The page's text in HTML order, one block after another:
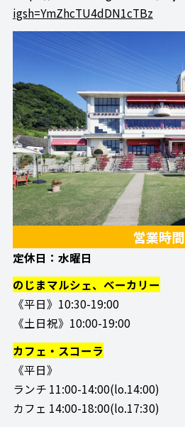
igsh=YmZhcTU4dDN1cTBz
営業時間
定休日：水曜日
のじまマルシェ、ベーカリー
《平日》10:30-19:00
《土日祝》10:00-19:00
カフェ・スコーラ
《平日》
ランチ 11:00-14:00(lo.14:00)
カフェ 14:00-18:00(lo.17:30)